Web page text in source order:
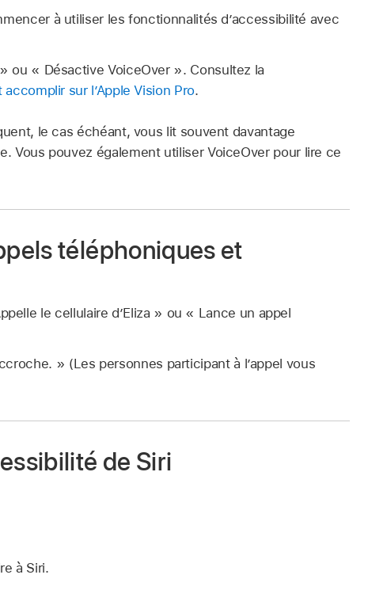
à utiliser les fonctionnalités d’accessibilité avec
ou « Désactive VoiceOver ». Consultez la
sur l’Apple Vision Pro.
le cas échéant, vous lit souvent davantage
Vous pouvez également utiliser VoiceOver pour lire ce
téléphoniques et
le cellulaire d’Eliza » ou « Lance un appel
» (Les personnes participant à l’appel vous
de Siri
à Siri.